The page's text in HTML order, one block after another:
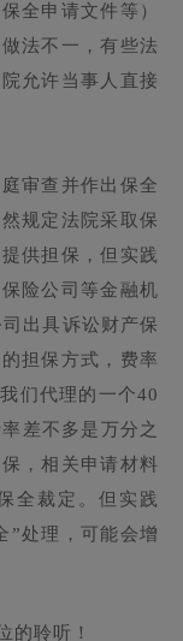
全申请文件等）
法不一，有些法
允许当事人直接
审查并作出保全
规定法院采取保
供担保，但实践
险公司等金融机
出具诉讼财产保
担保方式，费率
们代理的一个40
差不多是万分之
，相关申请材料
全裁定。但实践
”处理，可能会增
的聆听！